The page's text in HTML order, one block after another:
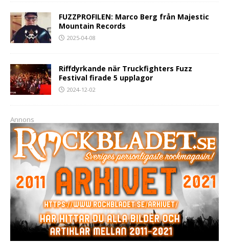
FUZZPROFILEN: Marco Berg från Majestic
Mountain Records
2025-04-08
Riffdyrkande när Truckfighters Fuzz
Festival firade 5 upplagor
2024-12-02
Annons